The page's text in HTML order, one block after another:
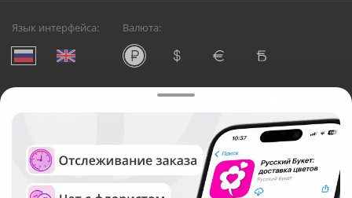
Язык интерфейса: Валюта:
Служба круглосуточной доставки цветов в Москве
Русский Букет, 2026
Общество с ограниченной ответственностью «Технология»
ОГРН: 1195476081745, ИНН: 5410081997
Юридический адрес: г. Новосибирск, ул. Ипподромская,
д.42, оф. 3